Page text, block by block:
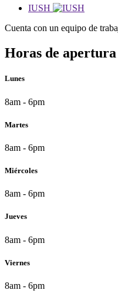
IUSH
Cuenta con un equipo de
Horas de apertura
Lunes
8am - 6pm
Martes
8am - 6pm
Miércoles
8am - 6pm
Jueves
8am - 6pm
Viernes
8am - 6pm